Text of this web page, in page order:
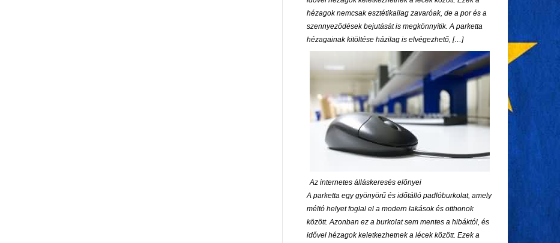
hézagok nemcsak esztétikailag zavaróak, de a por és a
szennyeződések bejutását is megkönnyítik. A parketta
hézagainak kitöltése házilag is elvégezhető, […]
Az internetes álláskeresés előnyei
A parketta egy gyönyörű és időtálló padlóburkolat, amely
méltó helyet foglal el a modern lakások és otthonok
között. Azonban ez a burkolat sem mentes a hibáktól, és
idővel hézagok keletkezhetnek a lécek között. Ezek a